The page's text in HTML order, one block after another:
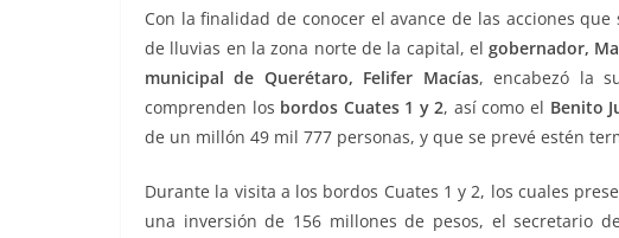
o
o
k
e
r
A
p
p
i
n
k
r
a
m
Con la finalidad de conocer el avance de las acciones
de lluvias en la zona norte de la capital, elgobernador,
municipal de Querétaro, Felifer Macías, encabezó la
comprenden los bordos Cuates 1 y 2, así como el Benito
de un millón 49 mil 777 personas, y que se prevé estén
Durante la visita a los bordos Cuates 1 y 2, los cuales
una inversión de 156 millones de pesos, el secretario